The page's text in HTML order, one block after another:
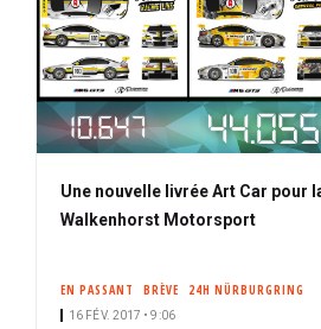
Une nouvelle livrée Art Car pour
Walkenhorst Motorsport
EN PASSANT BRÈVE 24H NÜRBURGRING
16 FÉV. 2017 • 9:06